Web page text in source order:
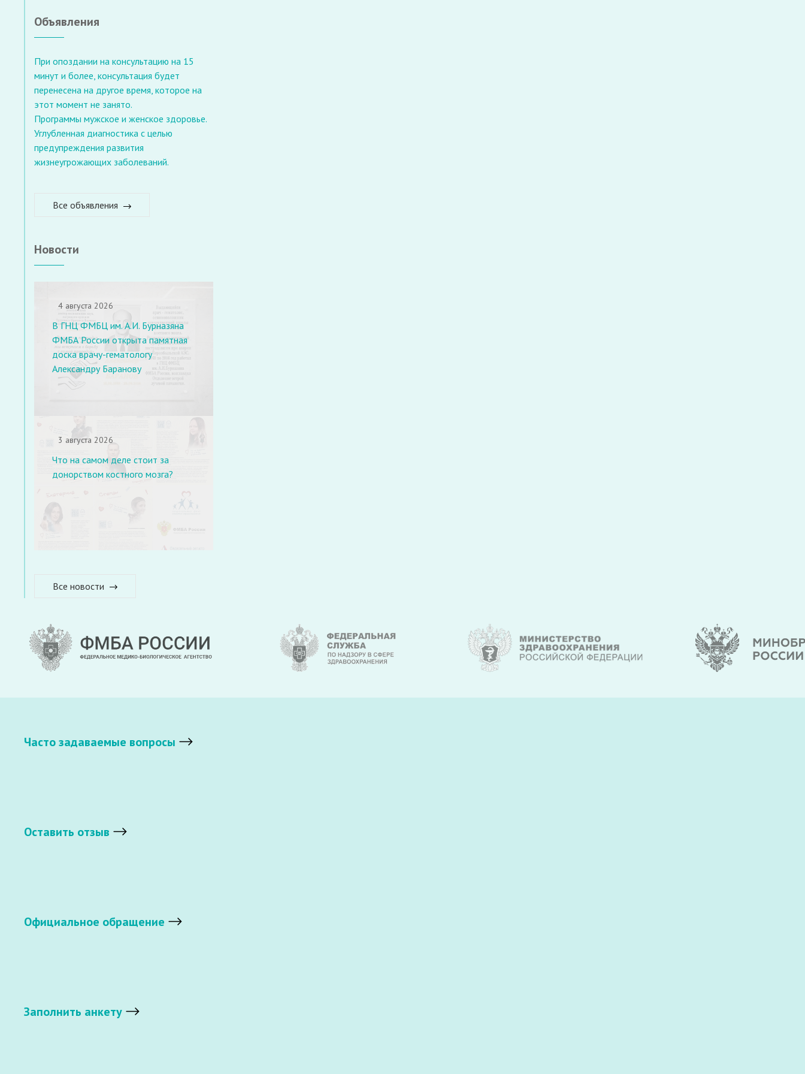
Объявления
При опоздании на консультацию на 15
минут и более, консультация будет
перенесена на другое время, которое на
этот момент не занято.
Программы мужское и женское здоровье.
Углубленная диагностика с целью
предупреждения развития
жизнеугрожающих заболеваний.
Все объявления
Новости
4 августа 2026
В ГНЦ ФМБЦ им. А.И. Бурназяна
ФМБА России открыта памятная
доска врачу-гематологу
Александру Баранову
3 августа 2026
Что на самом деле стоит за
донорством костного мозга?
Все новости
Часто задаваемые вопросы
Оставить отзыв
Официальное обращение
Заполнить анкету